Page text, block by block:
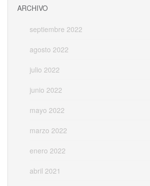
ARCHIVO
septiembre 2022
agosto 2022
julio 2022
junio 2022
mayo 2022
marzo 2022
enero 2022
abril 2021